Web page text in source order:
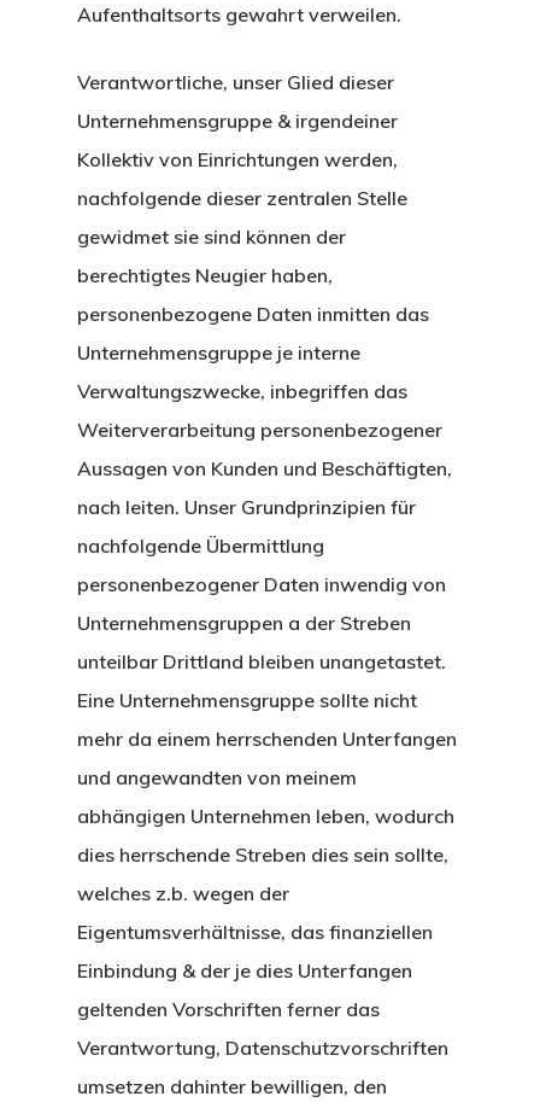
Aufenthaltsorts gewahrt verweilen.
Verantwortliche, unser Glied dieser
Unternehmensgruppe & irgendeiner
Kollektiv von Einrichtungen werden,
nachfolgende dieser zentralen Stelle
gewidmet sie sind können der
berechtigtes Neugier haben,
personenbezogene Daten inmitten das
Unternehmensgruppe je interne
Verwaltungszwecke, inbegriffen das
Weiterverarbeitung personenbezogener
Aussagen von Kunden und Beschäftigten,
nach leiten. Unser Grundprinzipien für
nachfolgende Übermittlung
personenbezogener Daten inwendig von
Unternehmensgruppen a der Streben
unteilbar Drittland bleiben unangetastet.
Eine Unternehmensgruppe sollte nicht
mehr da einem herrschenden Unterfangen
und angewandten von meinem
abhängigen Unternehmen leben, wodurch
dies herrschende Streben dies sein sollte,
welches z.b. wegen der
Eigentumsverhältnisse, das finanziellen
Einbindung & der je dies Unterfangen
geltenden Vorschriften ferner das
Verantwortung, Datenschutzvorschriften
umsetzen dahinter bewilligen, den